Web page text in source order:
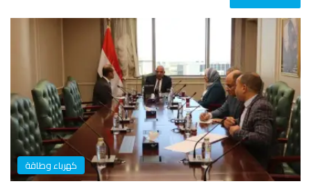
كهرباء وطاقة